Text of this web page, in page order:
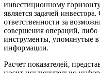
инвестиционному
является задачей
ответственности за
совершения операций,
инструменты, упомянутые
информации.
Расчет показателей,